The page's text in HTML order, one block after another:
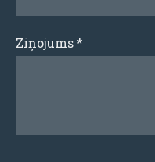
Ziņojums*